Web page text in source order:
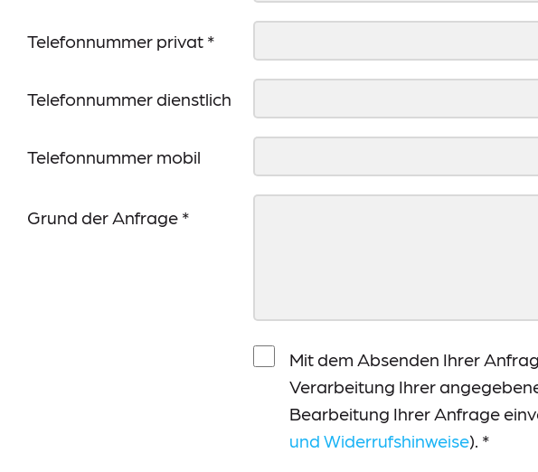
Telefonnummer privat *
Telefonnummer dienstlich
Telefonnummer mobil
Grund der Anfrage *
Mit dem Absenden Ihrer
Verarbeitung Ihrer
Bearbeitung Ihrer Anfrage
und Widerrufshinweise). *